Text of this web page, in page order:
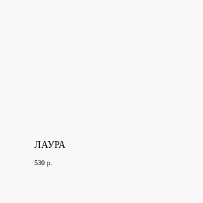
ЛАУРА
530 р.